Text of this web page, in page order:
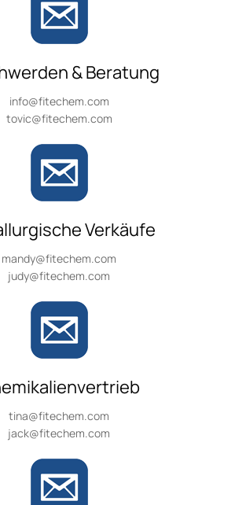
& Beratung
info@fitechem.com
tovic@fitechem.com
Verkäufe
mandy@fitechem.com
judy@fitechem.com
tina@fitechem.com
jack@fitechem.com